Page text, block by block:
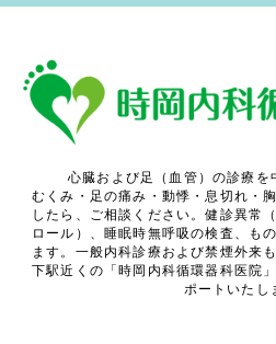
心臓および足（血管）の診療を
むくみ・足の痛み・動悸・息切れ・
したら、ご相談ください。健診異常
ロール）、睡眠時無呼吸の検査、も
ます。一般内科診療および禁煙外来
下駅近くの「時岡内科循環器科医院
ポートいたし